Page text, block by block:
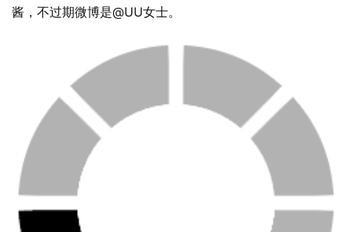
酱，不过期微博是@UU女士。